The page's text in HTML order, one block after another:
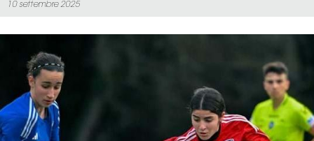
10 settembre 2025